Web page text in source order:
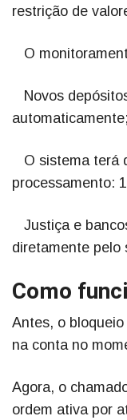
restrição de
O
Novos
automaticamente;
O sistema terá
processamento:
Justiça e
diretamente pelo
Como
Antes, o
na conta no
Agora, o
ordem ativa por